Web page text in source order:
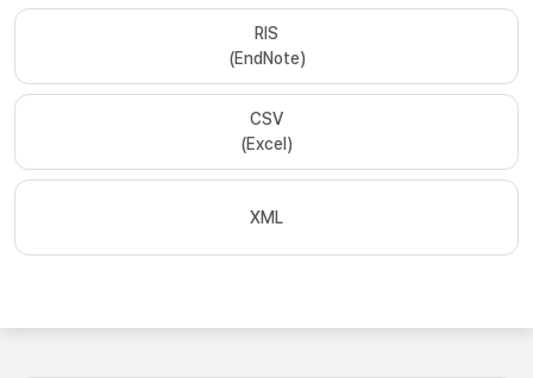
RIS
(EndNote)
CSV
(Excel)
XML